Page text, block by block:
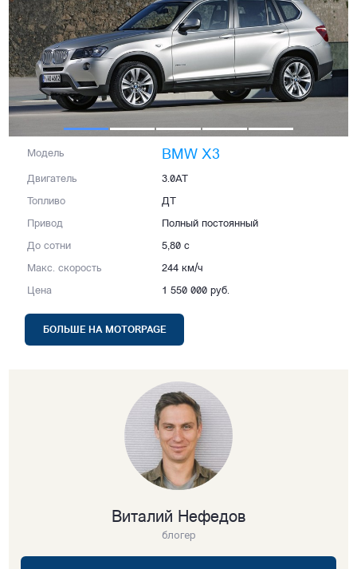
Модель BMW X3
Двигатель 3.0AT
Топливо ДТ
Привод Полный постоянный
До сотни 5,80 с
Макс. скорость 244 км/ч
Цена 1 550 000 руб.
БОЛЬШЕ НА MOTORPAGE
Виталий Нефедов
блогер